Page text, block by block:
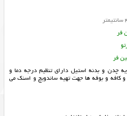
چدن و بدنه استیل دارای تنظیم درجه دما و
کافه و بوفه ها جهت تهیه ساندویچ و اسنک می